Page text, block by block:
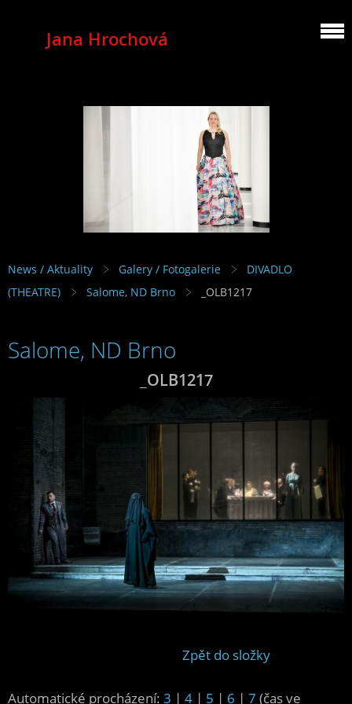
Jana Hrochová
MEZZOSOPRANO
News / Aktuality Galery / Fotogalerie
DIVADLO
(THEATRE)
Salome, ND Brno _OLB1217
Salome, ND Brno
_OLB1217
Zpět do složky
Automatické procházení: 3 | 4 | 5 | 6 | 7 (čas ve